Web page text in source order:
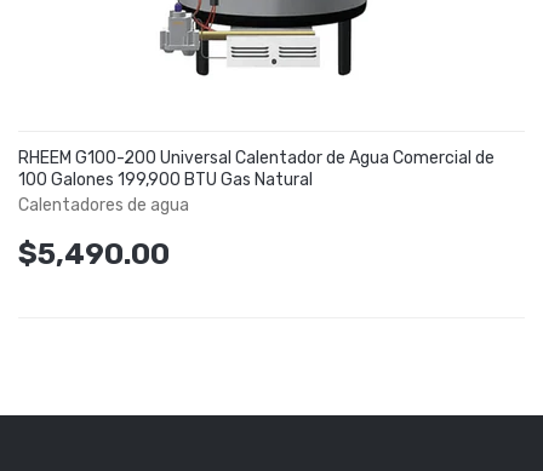
RHEEM G100-200 Universal Calentador de Agua Comercial de
100 Galones 199,900 BTU Gas Natural
Calentadores de agua
$5,490.00